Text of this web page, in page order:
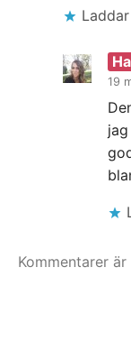
19
Kommentarer